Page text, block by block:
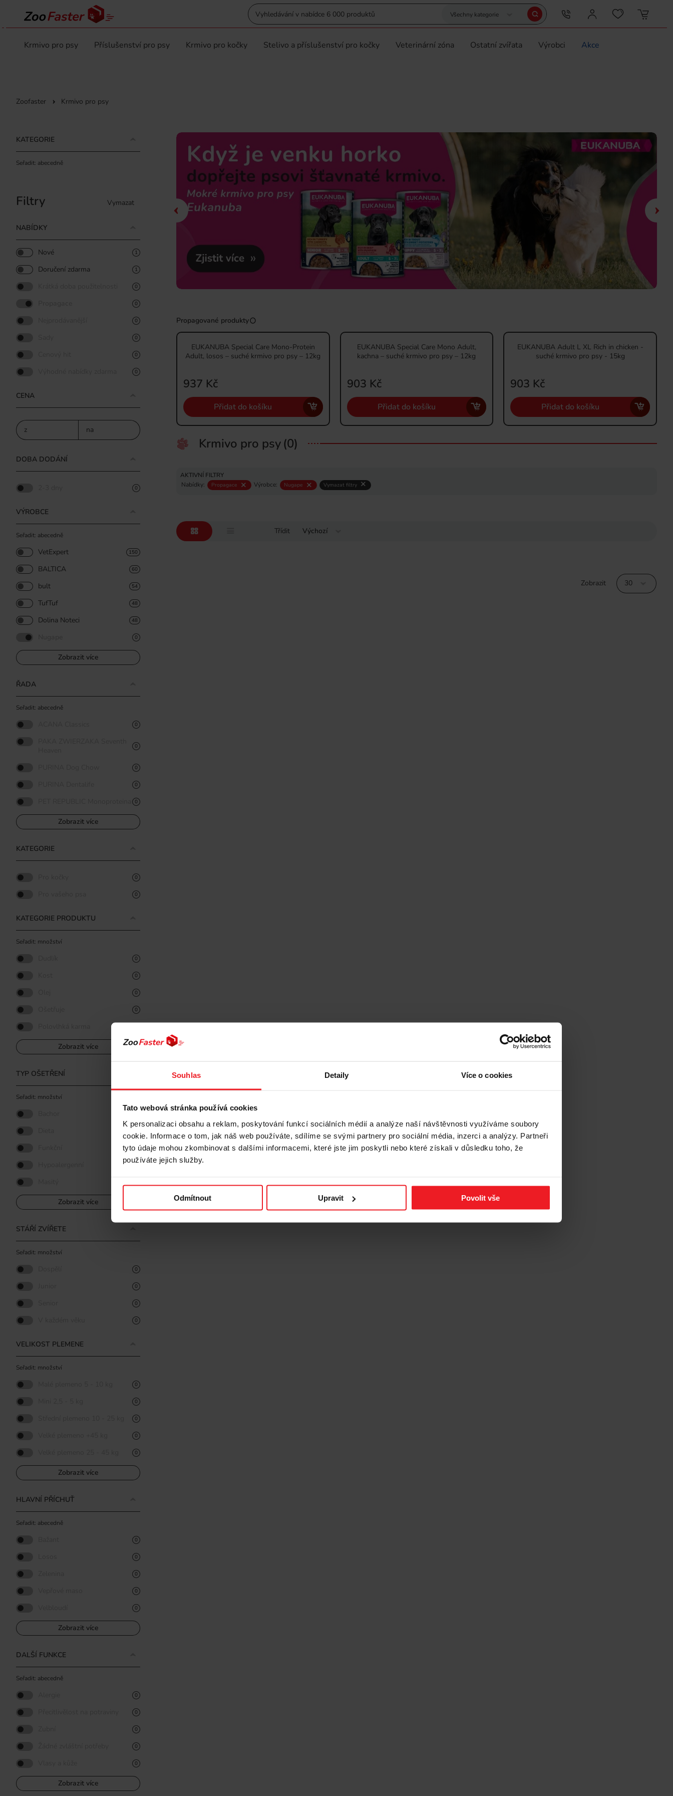
Souhlas Detaily Více o cookies
Tato webová stránka používá cookies
K personalizaci obsahu a reklam, poskytování funkcí sociálních médií a analýze naší návštěvnosti využíváme soubory
cookie. Informace o tom, jak náš web používáte, sdílíme se svými partnery pro sociální média, inzerci a analýzy. Partneři
tyto údaje mohou zkombinovat s dalšími informacemi, které jste jim poskytli nebo které získali v důsledku toho, že
používáte jejich služby.
Odmítnout Upravit Povolit vše
Všechny kategorie
Krmivo pro psy Příslušenství pro psy Krmivo pro kočky Stelivo a příslušenství pro kočky Veterinární zóna Ostatní zvířata Výrobci Akce
Zoofaster Krmivo pro psy
Propagované produkty
EUKANUBA Special Care Mono-Protein
Adult, losos – suché krmivo pro psy – 12kg
937 Kč
Přidat do košíku
EUKANUBA Special Care Mono Adult,
kachna – suché krmivo pro psy – 12kg
903 Kč
Přidat do košíku
EUKANUBA Adult L XL Rich in chicken -
suché krmivo pro psy - 15kg
903 Kč
Přidat do košíku
Krmivo pro psy(0)
AKTIVNÍ FILTRY
Nabídky:
Propagace Výrobce: Nugape Vymazat filtry
Třídit Výchozí
Zobrazit 30
KATEGORIE
Seřadit: abecedně
Filtry Vymazat
NABÍDKY
Nové 1
Doručení zdarma 1
0
0
0
0
0
0
CENA
z na
DOBA DODÁNÍ
0
VÝROBCE
Seřadit: abecedně
VetExpert 150
BALTICA 60
bult 54
TufTuf 48
Dolina Noteci 48
0
Zobrazit více
ŘADA
Seřadit: abecedně
0
0
0
0
0
Zobrazit více
KATEGORIE
0
0
KATEGORIE PRODUKTU
Seřadit: množství
0
0
0
0
Zobrazit více
TYP OŠETŘENÍ
Seřadit: množství
0
Zobrazit více
STÁŘÍ ZVÍŘETE
Seřadit: množství
0
0
0
0
VELIKOST PLEMENE
Seřadit: množství
0
0
0
0
0
Zobrazit více
HLAVNÍ PŘÍCHUŤ
Seřadit: abecedně
0
0
0
0
0
Zobrazit více
DALŠÍ FUNKCE
Seřadit: abecedně
0
0
0
0
0
Zobrazit více